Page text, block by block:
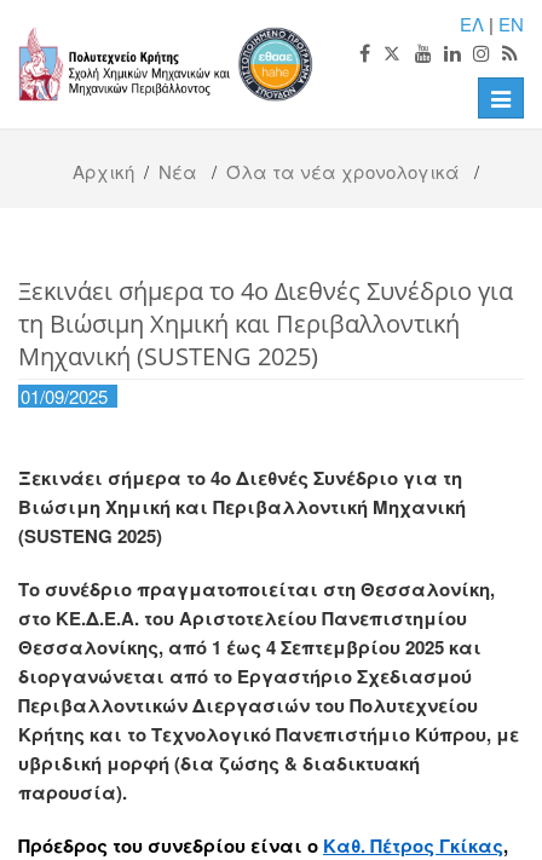
ΕΛ | EN
Toggle
Αρχική/ Νέα / Όλα τα νέα χρονολογικά /
Ξεκινάει σήμερα το 4ο Διεθνές Συνέδριο για
τη Βιώσιμη Χημική και Περιβαλλοντική
Μηχανική (SUSTENG 2025)
01/09/2025
Ξεκινάει σήμερα το 4ο Διεθνές Συνέδριο για τη
Βιώσιμη Χημική και Περιβαλλοντική Μηχανική
(SUSTENG 2025)
Το συνέδριο πραγματοποιείται στη Θεσσαλονίκη,
στο ΚΕ.Δ.Ε.Α. του Αριστοτελείου Πανεπιστημίου
Θεσσαλονίκης, από 1 έως 4 Σεπτεμβρίου 2025 και
διοργανώνεται από το Εργαστήριο Σχεδιασμού
Περιβαλλοντικών Διεργασιών του Πολυτεχνείου
Κρήτης και το Τεχνολογικό Πανεπιστήμιο Κύπρου, με
υβριδική μορφή (δια ζώσης & διαδικτυακή
παρουσία).
Πρόεδρος του συνεδρίου είναι ο Καθ. Πέτρος Γκίκας,